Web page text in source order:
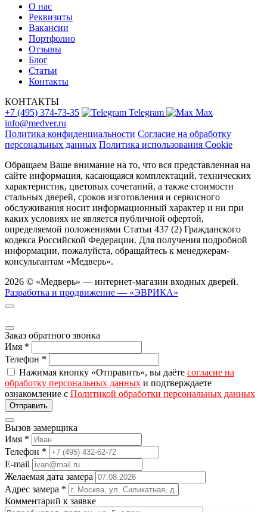
О нас
Реквизиты
Вакансии
Портфолио
Отзывы
Блог
Статьи
Контакты
КОНТАКТЫ
+7 (495) 374-73-35
Telegram
Max
info@medver.ru
Политика конфиденциальности Согласие на обработку
персональных данных Политика использования Cookie
Обращаем Ваше внимание на то, что вся представленная на
сайте информация, касающаяся комплектаций, технических
характеристик, цветовых сочетаний, а также стоимости
стальных дверей, сроков изготовления и сервисного
обслуживания носит информационный характер и ни при
каких условиях не является публичной офертой,
определяемой положениями Статьи 437 (2) Гражданского
кодекса Российской Федерации. Для получения подробной
информации, пожалуйста, обращайтесь к менеджерам-
консультантам «Медверь».
2026 © «Медверь» — интернет-магазин входных дверей.
Разработка и продвижение — «ЭВРИКА»
Заказ обратного звонка
Имя *
Телефон *
Нажимая кнопку «Отправить», вы даёте согласие на
обработку персональных данных и подтверждаете
ознакомление с Политикой обработки персональных данных
Вызов замерщика
Имя *
Телефон *
E-mail
Желаемая дата замера
Адрес замера *
Комментарий к заявке